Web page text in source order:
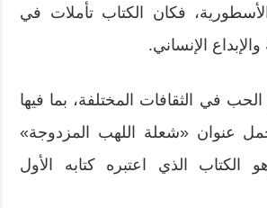
الأسطورية، فكان الكتاب تأملات في
الإنساني.
في الثقافات المختلفة، بما فيها
حمل عنوان «شعلة اللهب المزدوجة»
الكتاب الذي اعتبره كتابه الأول